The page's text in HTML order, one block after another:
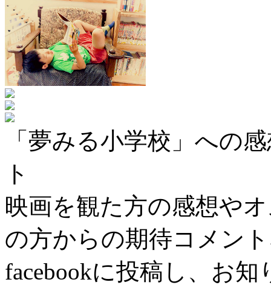
「夢みる小学校」への
ト
映画を観た方の感想や
の方からの期待コメン
facebookに投稿し、お